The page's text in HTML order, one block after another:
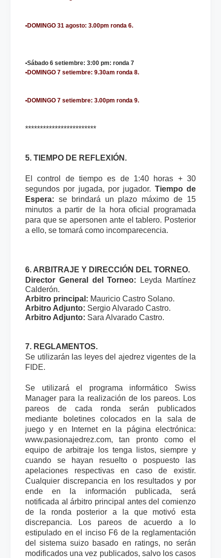
•DOMINGO 31 agosto: 3.00pm ronda 6.
•Sábado 6 setiembre: 3:00 pm: ronda 7
•DOMINGO 7 setiembre: 9.30am ronda 8.
•DOMINGO 7 setiembre: 3.00pm ronda 9.
************************
5. TIEMPO DE REFLEXIÓN.
El control de tiempo es de 1:40 horas + 30
segundos por jugada, por jugador. Tiempo de
Espera: se brindará un plazo máximo de 15
minutos a partir de la hora oficial programada
para que se apersonen ante el tablero. Posterior
a ello, se tomará como incomparecencia.
6. ARBITRAJE Y DIRECCIÓN DEL TORNEO.
Director General del Torneo: Leyda Martínez
Calderón.
Arbitro principal: Mauricio Castro Solano.
Arbitro Adjunto: Sergio Alvarado Castro.
Arbitro Adjunto: Sara Alvarado Castro.
7. REGLAMENTOS.
Se utilizarán las leyes del ajedrez vigentes de la
FIDE.
Se utilizará el programa informático Swiss
Manager para la realización de los pareos. Los
pareos de cada ronda serán publicados
mediante boletines colocados en la sala de
juego y en Internet en la página electrónica:
www.pasionajedrez.com, tan pronto como el
equipo de arbitraje los tenga listos, siempre y
cuando se hayan resuelto o pospuesto las
apelaciones respectivas en caso de existir.
Cualquier discrepancia en los resultados y por
ende en la información publicada, será
notificada al árbitro principal antes del comienzo
de la ronda posterior a la que motivó esta
discrepancia. Los pareos de acuerdo a lo
estipulado en el inciso F6 de la reglamentación
del sistema suizo basado en ratings, no serán
modificados una vez publicados, salvo los casos